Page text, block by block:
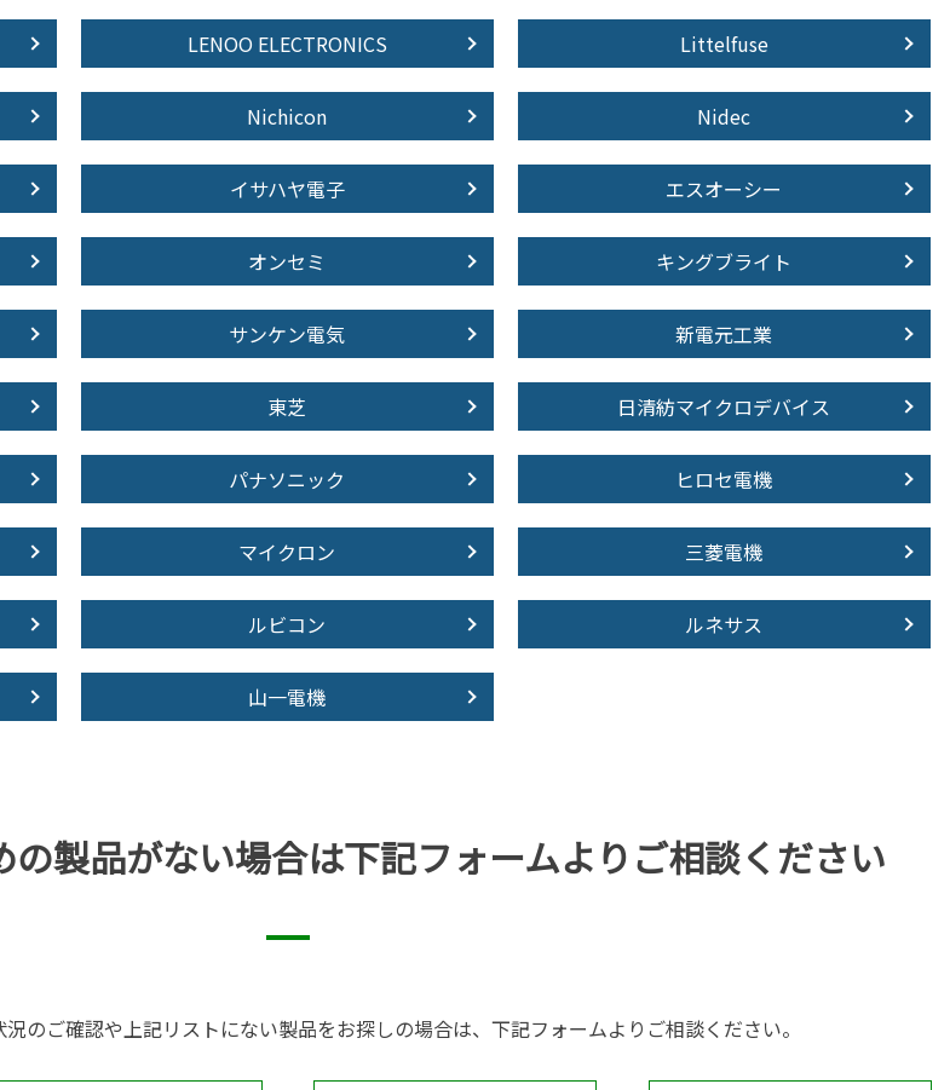
LENOO ELECTRONICS Littelfuse
Nichicon Nidec
イサハヤ電子 エスオーシー
オンセミ キングブライト
サンケン電気 新電元工業
東芝 日清紡マイクロデバイス
パナソニック ヒロセ電機
マイクロン 三菱電機
ルビコン ルネサス
山一電機
の製品がない場合は下記フォームよりご相談ください
のご確認や上記リストにない製品をお探しの場合は、下記フォームよりご相談ください。